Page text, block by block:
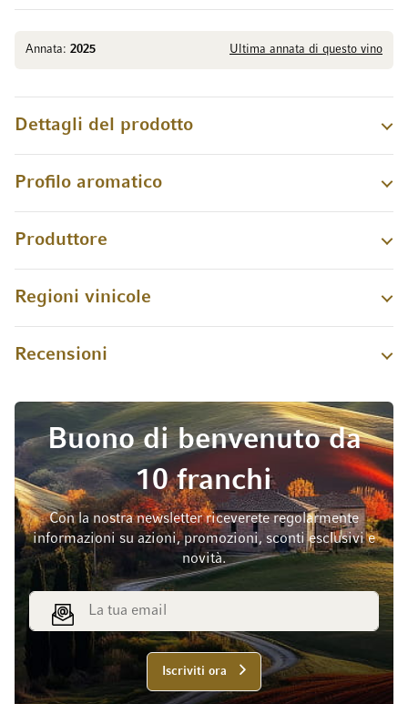
Annata: 2025 Ultima annata di questo vino
Dettagli del prodotto
Profilo aromatico
Produttore
Regioni vinicole
Recensioni
Buono di benvenuto da
10 franchi
Con la nostra newsletter riceverete regolarmente
informazioni su azioni, promozioni, sconti esclusivi e
novità.
Indirizzo email
Iscriviti ora